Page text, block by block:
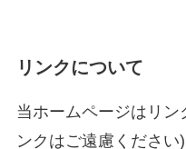
リンクについて
当ホームページはリン
ンクはご遠慮くださ